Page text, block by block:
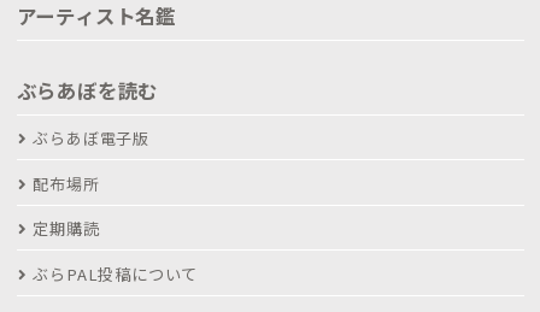
アーティスト名鑑
ぶらあぼを読む
ぶらあぼ電子版
配布場所
定期購読
ぶらPAL投稿について